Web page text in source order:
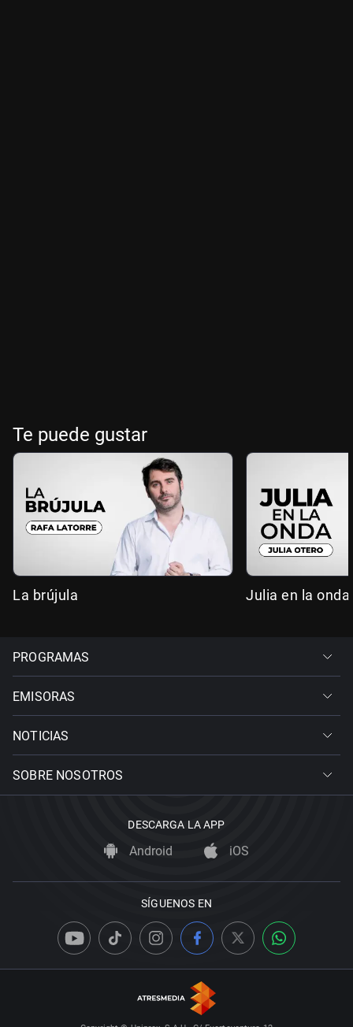
Te puede gustar
La brújula Julia en la onda
PROGRAMAS
EMISORAS
NOTICIAS
SOBRE NOSOTROS
DESCARGA LA APP
Android iOS
SÍGUENOS EN